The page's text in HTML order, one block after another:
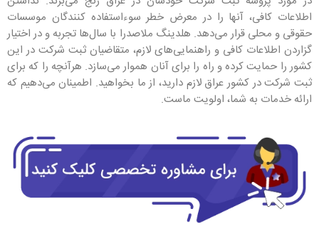
اطلاعات کافی، آنها را در معرض خطر سوءاستفاده کنندگان موسسات
حقوقی و محلی قرار می‌دهد. هلدینگ ملاصدرا با سال‌ها تجربه و در اختیار
گزاردن اطلاعات کافی و راهنمایی‌های لازم، متقاضیان ثبت شرکت در این
کشور را حمایت کرده و راه را برای آنان هموار می‌سازد. هرآنچه را که برای
ثبت شرکت در کشور عراق لازم دارید، از ما بخواهید. اطمینان می‌دهیم که
ارائه خدمات به شما، اولویت ماست.